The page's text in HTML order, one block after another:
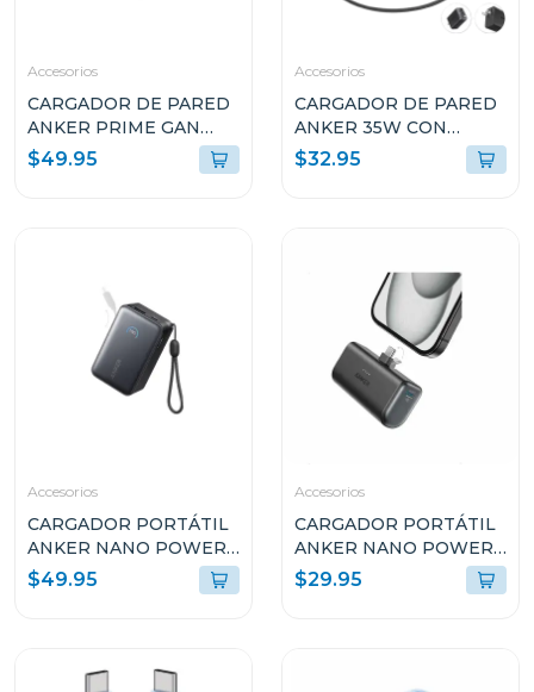
Accesorios
CARGADOR DE PARED
ANKER PRIME GAN
67W CON 3 PUERTOS
USB-C NEGRO A2669113
$49.95
Accesorios
CARGADOR DE PARED
ANKER 35W CON
CABLE USB-C
RETRÁCTIL A2658J11
$32.95
Accesorios
CARGADOR PORTÁTIL
ANKER NANO POWER
BANK 45W 10k USB-C
A1638H11
$49.95
Accesorios
CARGADOR PORTÁTIL
ANKER NANO POWER
BANK 22.5W USB-C
A1653H11
$29.95